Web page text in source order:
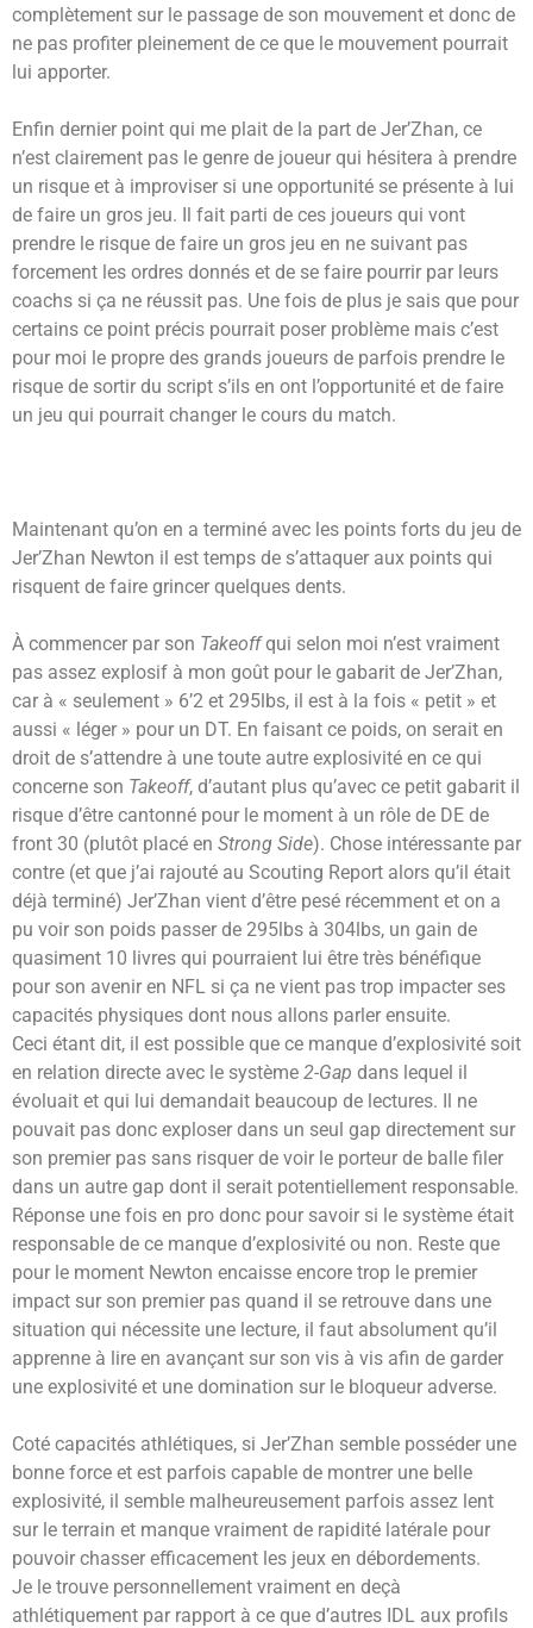
complètement sur le passage de son mouvement et donc de
ne pas profiter pleinement de ce que le mouvement pourrait
lui apporter.
Enfin dernier point qui me plait de la part de Jer’Zhan, ce
n’est clairement pas le genre de joueur qui hésitera à prendre
un risque et à improviser si une opportunité se présente à lui
de faire un gros jeu. Il fait parti de ces joueurs qui vont
prendre le risque de faire un gros jeu en ne suivant pas
forcement les ordres donnés et de se faire pourrir par leurs
coachs si ça ne réussit pas. Une fois de plus je sais que pour
certains ce point précis pourrait poser problème mais c’est
pour moi le propre des grands joueurs de parfois prendre le
risque de sortir du script s’ils en ont l’opportunité et de faire
un jeu qui pourrait changer le cours du match.
Maintenant qu’on en a terminé avec les points forts du jeu de
Jer’Zhan Newton il est temps de s’attaquer aux points qui
risquent de faire grincer quelques dents.
À commencer par son Takeoffqui selon moi n’est vraiment
pas assez explosif à mon goût pour le gabarit de Jer’Zhan,
car à « seulement » 6’2 et 295lbs, il est à la fois « petit » et
aussi « léger » pour un DT. En faisant ce poids, on serait en
droit de s’attendre à une toute autre explosivité en ce qui
concerne son Takeoff, d’autant plus qu’avec ce petit gabarit il
risque d’être cantonné pour le moment à un rôle de DE de
front 30 (plutôt placé en Strong Side). Chose intéressante par
contre (et que j’ai rajouté au Scouting Report alors qu’il était
déjà terminé) Jer’Zhan vient d’être pesé récemment et on a
pu voir son poids passer de 295lbs à 304lbs, un gain de
quasiment 10 livres qui pourraient lui être très bénéfique
pour son avenir en NFL si ça ne vient pas trop impacter ses
capacités physiques dont nous allons parler ensuite.
Ceci étant dit, il est possible que ce manque d’explosivité soit
en relation directe avec le système 2-Gap dans lequel il
évoluait et qui lui demandait beaucoup de lectures. Il ne
pouvait pas donc exploser dans un seul gap directement sur
son premier pas sans risquer de voir le porteur de balle filer
dans un autre gap dont il serait potentiellement responsable.
Réponse une fois en pro donc pour savoir si le système était
responsable de ce manque d’explosivité ou non. Reste que
pour le moment Newton encaisse encore trop le premier
impact sur son premier pas quand il se retrouve dans une
situation qui nécessite une lecture, il faut absolument qu’il
apprenne à lire en avançant sur son vis à vis afin de garder
une explosivité et une domination sur le bloqueur adverse.
Coté capacités athlétiques, si Jer’Zhan semble posséder une
bonne force et est parfois capable de montrer une belle
explosivité, il semble malheureusement parfois assez lent
sur le terrain et manque vraiment de rapidité latérale pour
pouvoir chasser efficacement les jeux en débordements.
Je le trouve personnellement vraiment en deçà
athlétiquement par rapport à ce que d’autres IDL aux profils